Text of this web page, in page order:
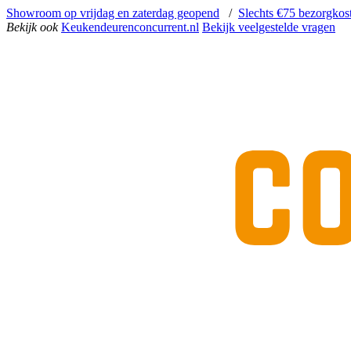
Showroom op vrijdag en zaterdag geopend / Slechts €75
Bekijk ook Keukendeurenconcurrent.nl Bekijk veelgestelde vragen